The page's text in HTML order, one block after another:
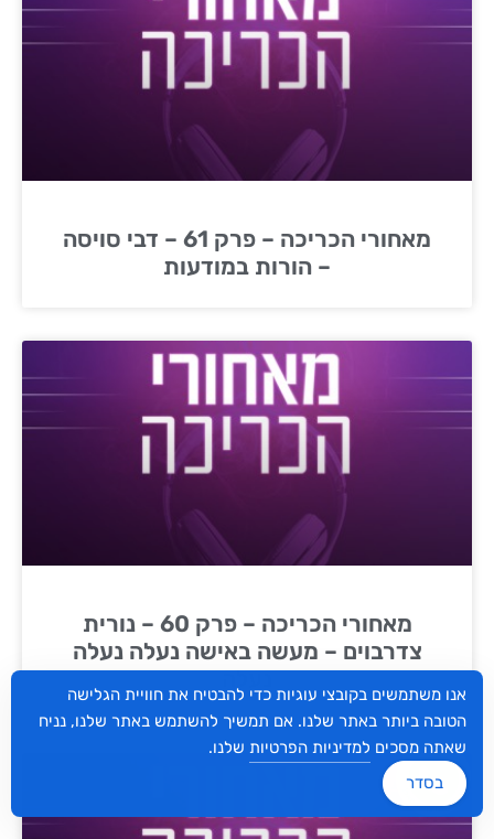
מאחורי הכריכה – פרק 61 – דבי סויסה
– הורות במודעות
מאחורי הכריכה – פרק 60 – נורית
צדרבוים – מעשה באישה נעלה נעלה
נעלה
אנו משתמשים בקובצי עוגיות כדי להבטיח את חוויית הגלישה
הטובה ביותר באתר שלנו. אם תמשיך להשתמש באתר שלנו, נניח
שאתה מסכים למדיניות הפרטיות שלנו.
בסדר